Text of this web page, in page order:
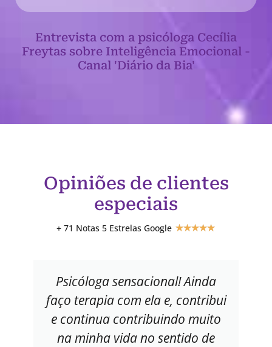
Entrevista com a psicóloga Cecília
Freytas sobre Inteligência Emocional -
Canal 'Diário da Bia'
Opiniões de clientes
especiais
+ 71 Notas 5 Estrelas Google ★★★★★
Psicóloga sensacional! Ainda
faço terapia com ela e, contribui
e continua contribuindo muito
na minha vida no sentido de